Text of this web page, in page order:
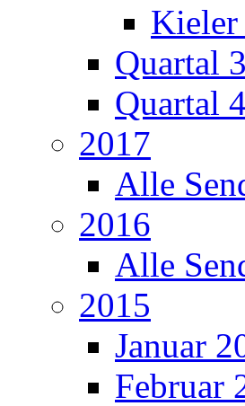
Kieler
Quartal 3
Quartal 4
2017
Alle
2016
Alle
2015
Januar
Februar